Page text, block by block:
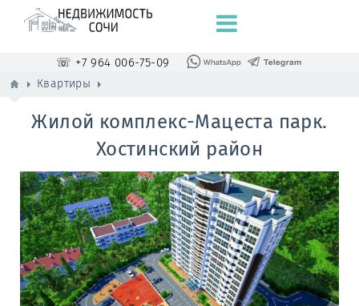
☏ +7 964 006-75-09
Квартиры
Жилой комплекс-Мацеста парк.
Хостинский район